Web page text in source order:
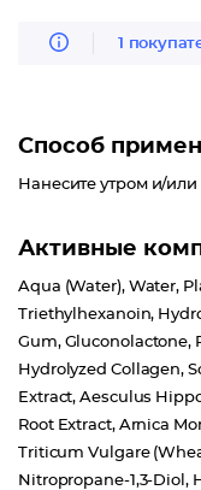
1
Способ
Нанесите утром и/
Активные
Aqua (Water), Water,
Triethylhexanoin,
Gum, Gluconolactone,
Hydrolyzed Collagen,
Extract, Aesculus
Root Extract, Arnica
Triticum Vulgare
Nitropropane-1,3-Diol,